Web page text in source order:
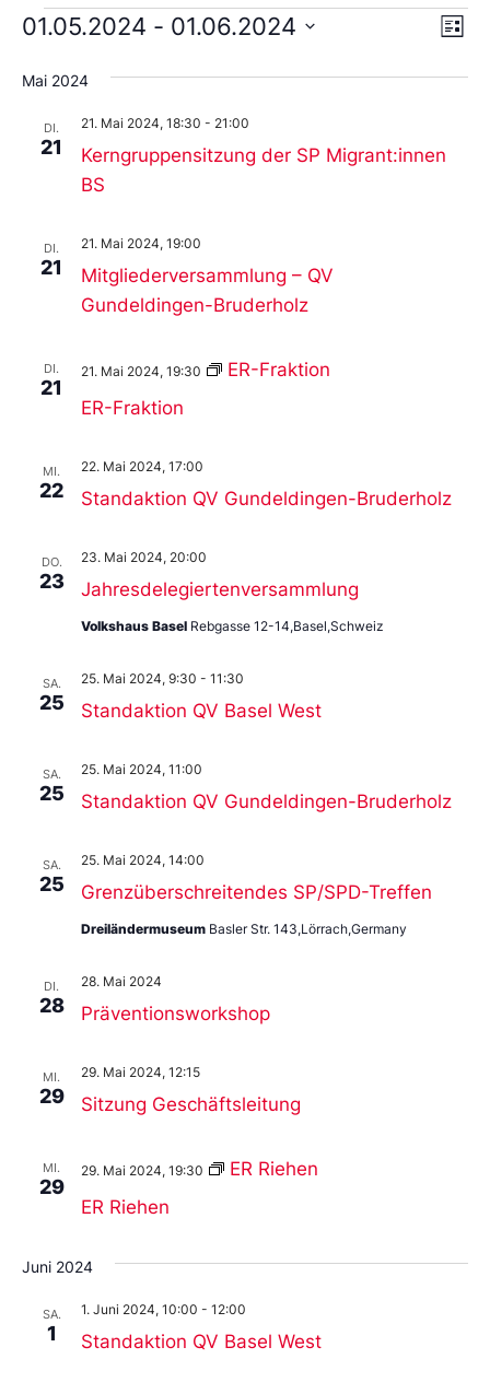
Liste
01.05.2024 - 01.06.2024
Sie
das
aus.
Mai 2024
DI.
21
Kerngruppensitzung der SP Migrant:innen
BS
21. Mai 2024, 18:30 - 21:00
DI.
21
Mitgliederversammlung – QV
Gundeldingen-Bruderholz
21. Mai 2024, 19:00
DI.
21
ER-Fraktion
21. Mai 2024, 19:30 ER-Fraktion
MI.
22 Standaktion QV Gundeldingen-Bruderholz
22. Mai 2024, 17:00
DO.
23 Jahresdelegiertenversammlung
23. Mai 2024, 20:00
Volkshaus Basel Rebgasse 12-14,Basel,Schweiz
SA.
25 Standaktion QV Basel West
25. Mai 2024, 9:30 - 11:30
SA.
25 Standaktion QV Gundeldingen-Bruderholz
25. Mai 2024, 11:00
SA.
25 Grenzüberschreitendes SP/SPD-Treffen
25. Mai 2024, 14:00
Dreiländermuseum Basler Str. 143,Lörrach,Germany
DI.
28 Präventionsworkshop
28. Mai 2024
MI.
29 Sitzung Geschäftsleitung
29. Mai 2024, 12:15
MI.
29
ER Riehen
29. Mai 2024, 19:30 ER Riehen
Juni 2024
SA.
1 Standaktion QV Basel West
1. Juni 2024, 10:00 - 12:00